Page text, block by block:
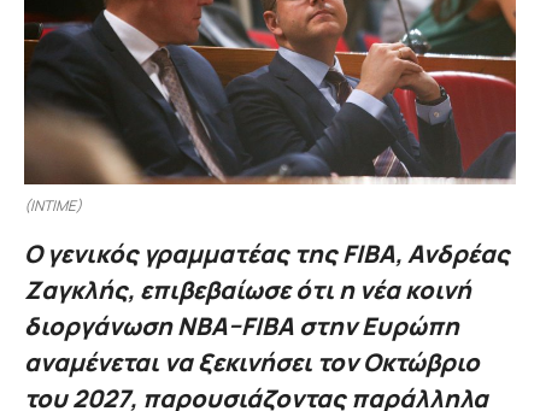
(INTIME)
Ο γενικός γραμματέας της FIBA, Ανδρέας
Ζαγκλής, επιβεβαίωσε ότι η νέα κοινή
διοργάνωση NBA–FIBA στην Ευρώπη
αναμένεται να ξεκινήσει τον Οκτώβριο
του 2027, παρουσιάζοντας παράλληλα